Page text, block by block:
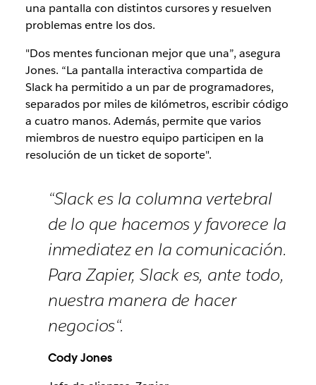
una pantalla con distintos cursores y resuelven
problemas entre los dos.
"Dos mentes funcionan mejor que una”, asegura
Jones. “La pantalla interactiva compartida de
Slack ha permitido a un par de programadores,
separados por miles de kilómetros, escribir código
a cuatro manos. Además, permite que varios
miembros de nuestro equipo participen en la
resolución de un ticket de soporte".
“Slack es la columna vertebral
de lo que hacemos y favorece la
inmediatez en la comunicación.
Para Zapier, Slack es, ante todo,
nuestra manera de hacer
negocios“.
Cody Jones